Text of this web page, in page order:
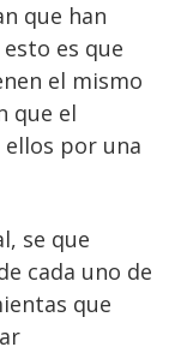
que han
es que
el mismo
que el
ellos por una
se que
cada uno de
que